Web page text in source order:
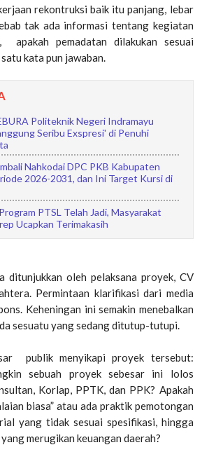
rekontruksi baik itu panjang, lebar
tak ada informasi tentang kegiatan
apakah pemadatan dilakukan sesuai
kata pun jawaban.
Politeknik Negeri Indramayu
Seribu Exspresi' di Penuhi
Nahkodai DPC PKB Kabupaten
2026-2031, dan Ini Target Kursi di
PTSL Telah Jadi, Masyarakat
Ucapkan Terimakasih
ditunjukkan oleh pelaksana proyek, CV
Permintaan klarifikasi dari media
Keheningan ini semakin menebalkan
sesuatu yang sedang ditutup-tutupi.
publik menyikapi proyek tersebut:
sebuah proyek sebesar ini lolos
Korlap, PPTK, dan PPK? Apakah
biasa” atau ada praktik pemotongan
yang tidak sesuai spesifikasi, hingga
merugikan keuangan daerah?